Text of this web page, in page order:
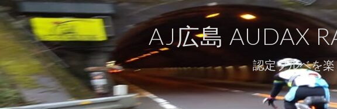
コ
ン
テ
ツ
へ
ス
AJ広島 AUDAX
認定ブルベを